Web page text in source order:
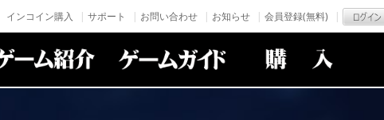
インコイン購入 サポート お問い合わせ お知らせ 会員登録(無料)